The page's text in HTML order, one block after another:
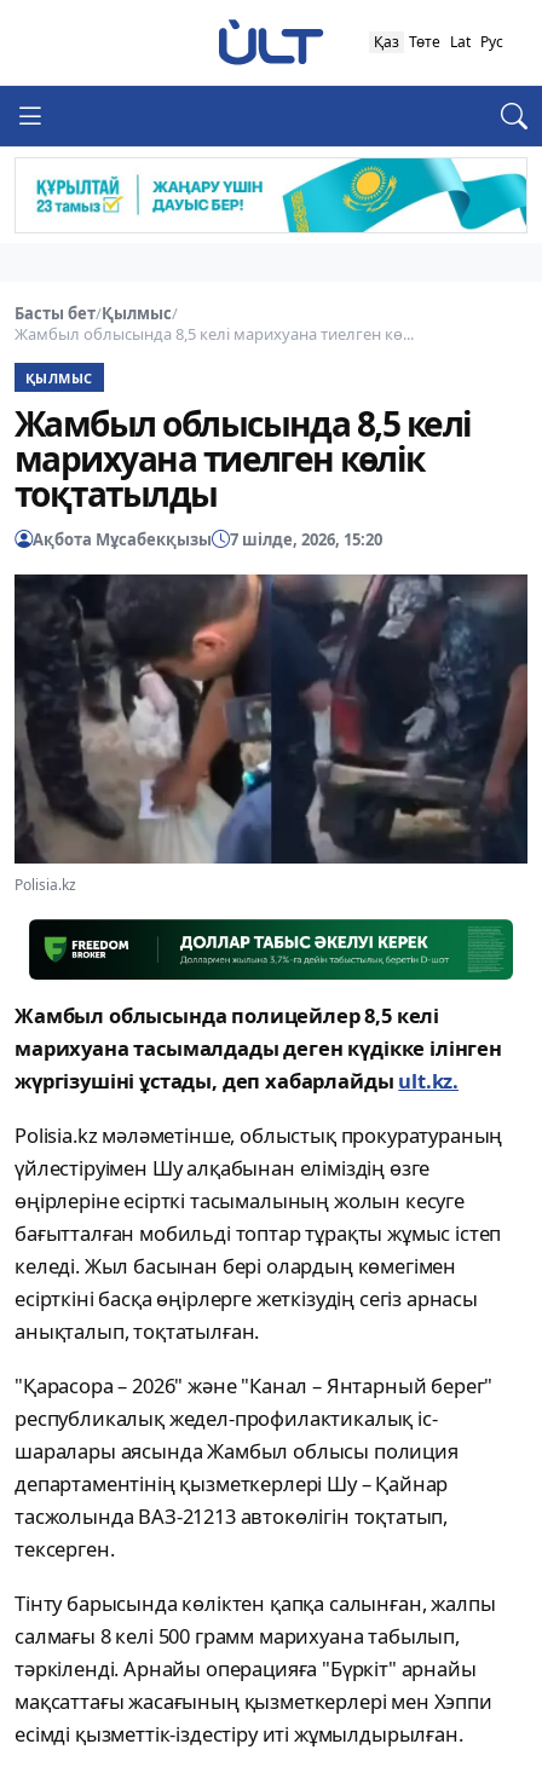
Қаз Төте Lat Рус
Басты бет/Қылмыс/
Жамбыл облысында 8,5 келі марихуана тиелген кө...
ҚЫЛМЫС
Жамбыл облысында 8,5 келі
марихуана тиелген көлік
тоқтатылды
Ақбота Мұсабекқызы 7 шілде, 2026, 15:20
Polisia.kz
Жамбыл облысында полицейлер 8,5 келі
марихуана тасымалдады деген күдікке ілінген
жүргізушіні ұстады, деп хабарлайды ult.kz.
Polisia.kz мәләметінше, облыстық прокуратураның
үйлестіруімен Шу алқабынан еліміздің өзге
өңірлеріне есірткі тасымалының жолын кесуге
бағытталған мобильді топтар тұрақты жұмыс істеп
келеді. Жыл басынан бері олардың көмегімен
есірткіні басқа өңірлерге жеткізудің сегіз арнасы
анықталып, тоқтатылған.
"Қарасора – 2026" және "Канал – Янтарный берег"
республикалық жедел-профилактикалық іс-
шаралары аясында Жамбыл облысы полиция
департаментінің қызметкерлері Шу – Қайнар
тасжолында ВАЗ-21213 автокөлігін тоқтатып,
тексерген.
Тінту барысында көліктен қапқа салынған, жалпы
салмағы 8 келі 500 грамм марихуана табылып,
тәркіленді. Арнайы операцияға "Бүркіт" арнайы
мақсаттағы жасағының қызметкерлері мен Хэппи
есімді қызметтік-іздестіру иті жұмылдырылған.